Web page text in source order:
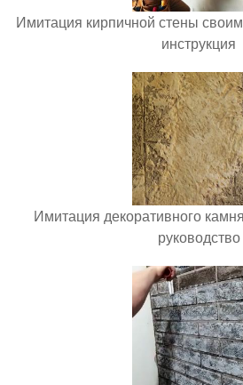
Имитация кирпичной стены
инструкция
Имитация декоративного
руководство